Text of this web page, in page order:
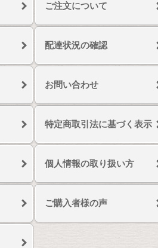
ご注文について
配達状況の確認
お問い合わせ
特定商取引法に基づく表示
個人情報の取り扱い方
ご購入者様の声